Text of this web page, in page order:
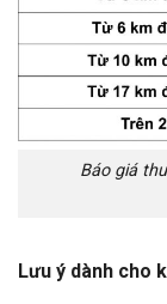
Báo giá
Lưu ý dành cho